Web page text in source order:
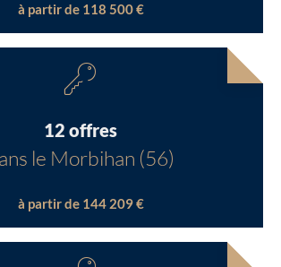
à partir de 118 500 €
12 offres
le Morbihan (56)
à partir de 144 209 €